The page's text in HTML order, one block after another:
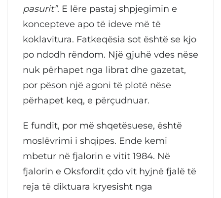
pasurit”. E lëre pastaj shpjegimin e
koncepteve apo të ideve më të
koklavitura. Fatkeqësia sot është se kjo
po ndodh rëndom. Një gjuhë vdes nëse
nuk përhapet nga librat dhe gazetat,
por pëson një agoni të plotë nëse
përhapet keq, e përçudnuar.
E fundit, por më shqetësuese, është
moslëvrimi i shqipes. Ende kemi
mbetur në fjalorin e vitit 1984. Në
fjalorin e Oksfordit çdo vit hyjnë fjalë të
reja të diktuara kryesisht nga